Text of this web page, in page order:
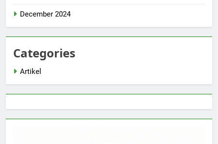
December 2024
Categories
Artikel